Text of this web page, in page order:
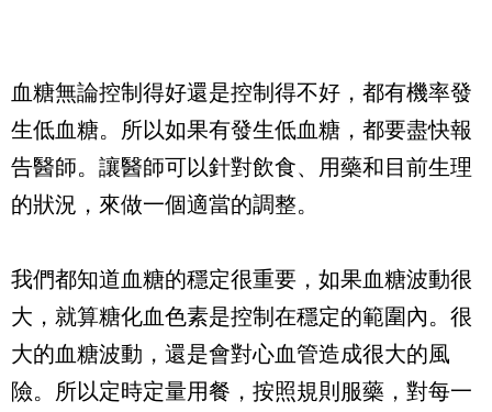
血糖無論控制得好還是控制得不好，都有機率發
生低血糖。所以如果有發生低血糖，都要盡快報
告醫師。讓醫師可以針對飲食、用藥和目前生理
的狀況，來做一個適當的調整。
我們都知道血糖的穩定很重要，如果血糖波動很
大，就算糖化血色素是控制在穩定的範圍內。很
大的血糖波動，還是會對心血管造成很大的風
險。所以定時定量用餐，按照規則服藥，對每一